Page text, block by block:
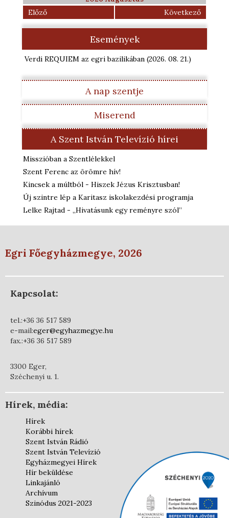
Előző
Következő
Események
Verdi REQUIEM az egri bazilikában (2026. 08. 21.)
A nap szentje
Miserend
A Szent István Televízió hírei
Misszióban a Szentlélekkel
Szent Ferenc az örömre hív!
Kincsek a múltból - Hiszek Jézus Krisztusban!
Új szintre lép a Karitasz iskolakezdési programja
Lelke Rajtad - „Hivatásunk egy reményre szól”
Egri Főegyházmegye, 2026
Kapcsolat:
tel.:+36 36 517 589
e-mail:eger@egyhazmegye.hu
fax.:+36 36 517 589
3300 Eger,
Széchenyi u. 1.
Hírek, média:
Hírek
Korábbi hírek
Szent István Rádió
Szent István Televízió
Egyházmegyei Hírek
Hír beküldése
Linkajánló
Archívum
Szinódus 2021-2023